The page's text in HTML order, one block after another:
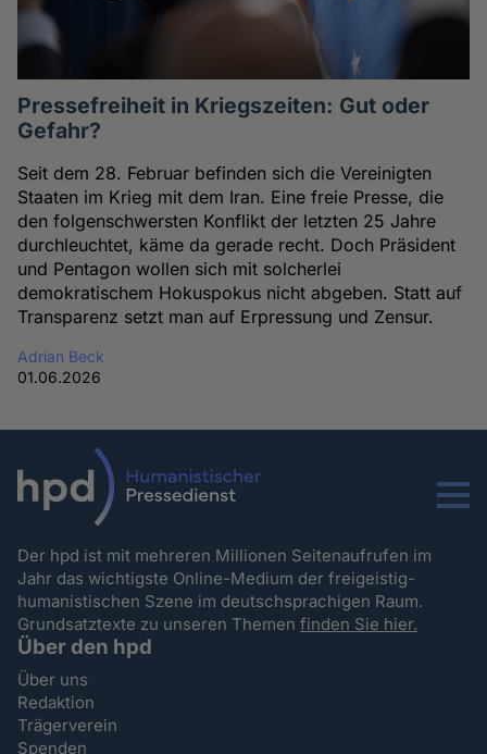
Pressefreiheit in Kriegszeiten: Gut oder
Gefahr?
Seit dem 28. Februar befinden sich die Vereinigten
Staaten im Krieg mit dem Iran. Eine freie Presse, die
den folgenschwersten Konflikt der letzten 25 Jahre
durchleuchtet, käme da gerade recht. Doch Präsident
und Pentagon wollen sich mit solcherlei
demokratischem Hokuspokus nicht abgeben. Statt auf
Transparenz setzt man auf Erpressung und Zensur.
Adrian Beck
01.06.2026
Menu
Der hpd ist mit mehreren Millionen Seitenaufrufen im
Jahr das wichtigste Online-Medium der freigeistig-
humanistischen Szene im deutschsprachigen Raum.
Grundsatztexte zu unseren Themenfinden Sie hier.
Über den hpd
Über uns
Redaktion
Trägerverein
Spenden